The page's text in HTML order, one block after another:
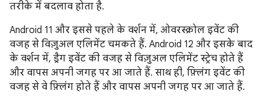
तरीके में बदलाव होता है.
Android 11 और इससे पहले के वर्शन में, ओवरस्क्रोल इवेंट की
वजह से विज़ुअल एलिमेंट चमकते हैं. Android 12 और इसके बाद
के वर्शन में, ड्रैग इवेंट की वजह से विज़ुअल एलिमेंट स्ट्रेच होते हैं
और वापस अपनी जगह पर आ जाते हैं. साथ ही, फ़्लिंग इवेंट की
वजह से वे फ़्लिंग होते हैं और वापस अपनी जगह पर आ जाते हैं.